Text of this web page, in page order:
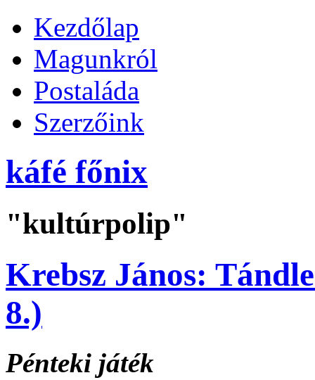
Kezdőlap
Magunkról
Postaláda
Szerzőink
káfé főnix
"kultúrpolip"
Krebsz János:
8.)
Pénteki játék